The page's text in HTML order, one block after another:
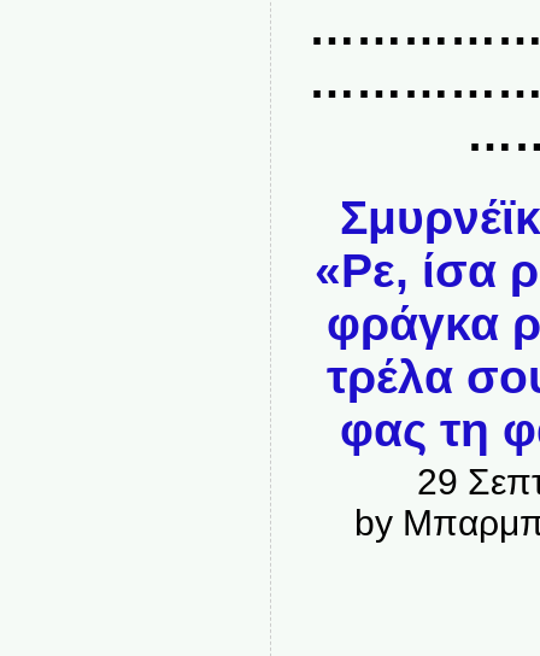
«Ρε, ίσα
φράγκα
τρέλα
φας τη
29
by